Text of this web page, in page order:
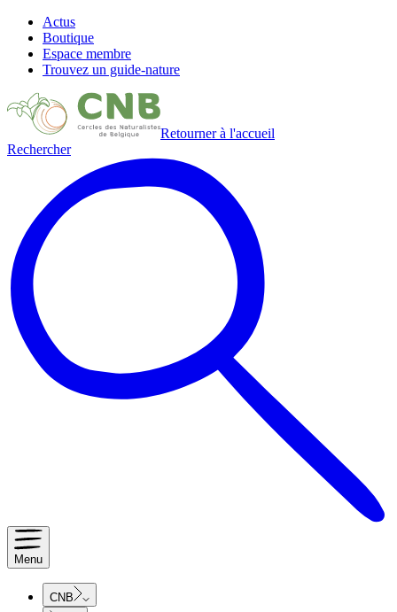
Actus
Boutique
Espace membre
Trouvez un guide-nature
Retourner à l'accueil
Rechercher
Menu
CNB